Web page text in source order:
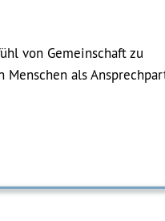
von Gemeinschaft zu
als